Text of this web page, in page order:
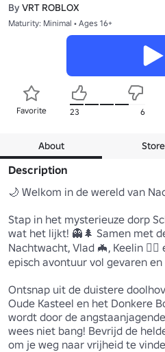
By VRT ROBLOX
Maturity: Minimal • Ages 16+
Favorite 23 6
About Store
Description
🌙 Welkom in de wereld van
Stap in het mysterieuze dorp
wat het lijkt! 👻🌲 Samen met
Nachtwacht, Vlad 🦇, Keelin
episch avontuur vol gevaren
Ontsnap uit de duistere
Oude Kasteel en het Donkere
wordt door de
wees niet bang! Bevrijd de
om je weg naar vrijheid te